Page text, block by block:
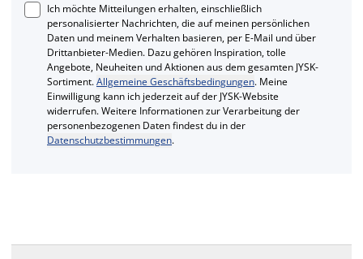
Ich möchte Mitteilungen erhalten, einschließlich
personalisierter Nachrichten, die auf meinen persönlichen
Daten und meinem Verhalten basieren, per E-Mail und über
Drittanbieter-Medien. Dazu gehören Inspiration, tolle
Angebote, Neuheiten und Aktionen aus dem gesamten JYSK-
Sortiment.Allgemeine Geschäftsbedingungen. Meine
Einwilligung kann ich jederzeit auf der JYSK-Website
widerrufen. Weitere Informationen zur Verarbeitung der
personenbezogenen Daten findest du in der
Datenschutzbestimmungen.